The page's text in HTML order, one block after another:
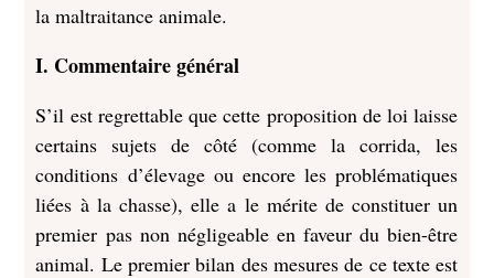
la maltraitance animale.
I. Commentaire général
S’il est regrettable que cette proposition de loi laisse
certains sujets de côté (comme la corrida, les
conditions d’élevage ou encore les problématiques
liées à la chasse), elle a le mérite de constituer un
premier pas non négligeable en faveur du bien-être
animal. Le premier bilan des mesures de ce texte est